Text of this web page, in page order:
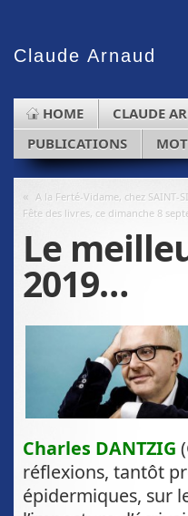
Claude Arnaud
HOME CLAUDE
PUBLICATIONS
« A la Ferté-Vidame, chez SAINT-
Fête des livres, ce dimanche 8
Le
2019…
Charles DANTZIG
réflexions, tantôt
épidermiques, sur